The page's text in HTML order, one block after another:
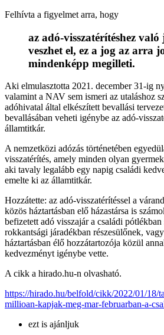
Felhívta a figyelmet arra, hogy
az adó-visszatérítéshez való
veszhet el, ez a jog az arra
mindenképp megilleti.
Aki elmulasztotta 2021. december 31-ig
valamint a NAV sem ismeri az utaláshoz
adóhivatal által elkészített bevallási
bevallásában veheti igénybe az adó-
államtitkár.
A nemzetközi adózás történetében
visszatérítés, amely minden olyan
aki tavaly legalább egy napig családi
emelte ki az államtitkár.
Hozzátette: az adó-visszatérítéssel a
közös háztartásban elő házastársa is
befizetett adó visszajár a családi pótlékban
rokkantsági járadékban részesülőnek,
háztartásban élő hozzátartozója közül
kedvezményt igénybe vette.
A cikk a hirado.hu-n olvasható.
https://hirado.hu/belfold/cikk/2022/01/18/
millioan-kapjak-meg-mar-februarban-a-
ezt is ajánljuk